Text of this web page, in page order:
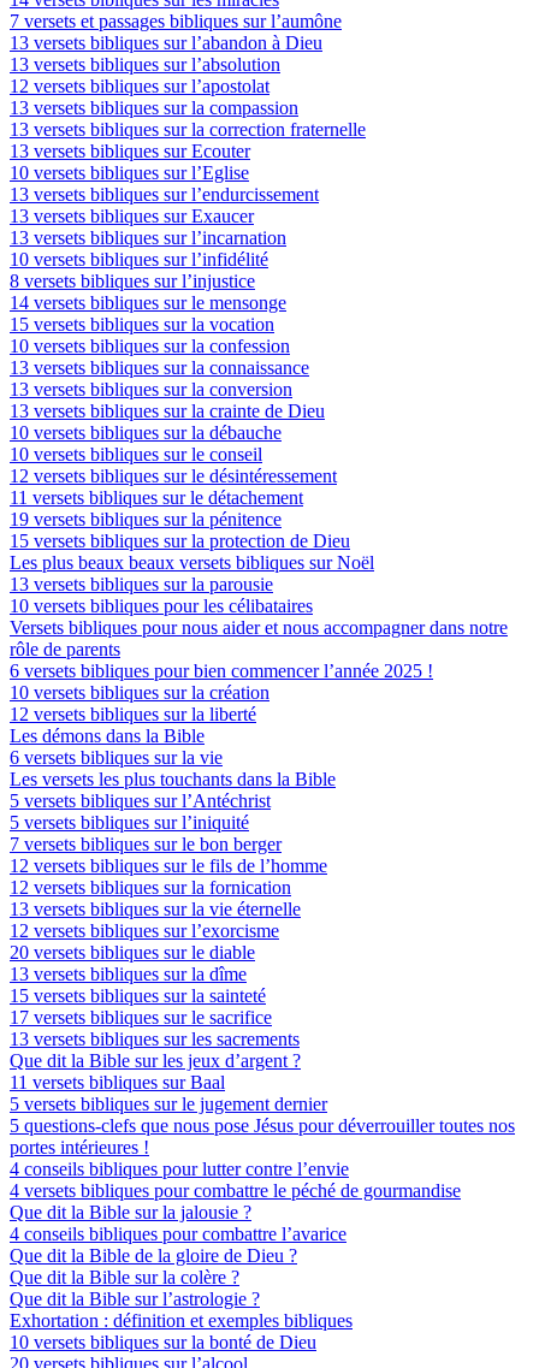
7 versets et passages bibliques sur l’aumône
13 versets bibliques sur l’abandon à Dieu
13 versets bibliques sur l’absolution
12 versets bibliques sur l’apostolat
13 versets bibliques sur la compassion
13 versets bibliques sur la correction fraternelle
13 versets bibliques sur Ecouter
10 versets bibliques sur l’Eglise
13 versets bibliques sur l’endurcissement
13 versets bibliques sur Exaucer
13 versets bibliques sur l’incarnation
10 versets bibliques sur l’infidélité
8 versets bibliques sur l’injustice
14 versets bibliques sur le mensonge
15 versets bibliques sur la vocation
10 versets bibliques sur la confession
13 versets bibliques sur la connaissance
13 versets bibliques sur la conversion
13 versets bibliques sur la crainte de Dieu
10 versets bibliques sur la débauche
10 versets bibliques sur le conseil
12 versets bibliques sur le désintéressement
11 versets bibliques sur le détachement
19 versets bibliques sur la pénitence
15 versets bibliques sur la protection de Dieu
Les plus beaux beaux versets bibliques sur Noël
13 versets bibliques sur la parousie
10 versets bibliques pour les célibataires
Versets bibliques pour nous aider et nous accompagner dans notre
rôle de parents
6 versets bibliques pour bien commencer l’année 2025 !
10 versets bibliques sur la création
12 versets bibliques sur la liberté
Les démons dans la Bible
6 versets bibliques sur la vie
Les versets les plus touchants dans la Bible
5 versets bibliques sur l’Antéchrist
5 versets bibliques sur l’iniquité
7 versets bibliques sur le bon berger
12 versets bibliques sur le fils de l’homme
12 versets bibliques sur la fornication
13 versets bibliques sur la vie éternelle
12 versets bibliques sur l’exorcisme
20 versets bibliques sur le diable
13 versets bibliques sur la dîme
15 versets bibliques sur la sainteté
17 versets bibliques sur le sacrifice
13 versets bibliques sur les sacrements
Que dit la Bible sur les jeux d’argent ?
11 versets bibliques sur Baal
5 versets bibliques sur le jugement dernier
5 questions-clefs que nous pose Jésus pour déverrouiller toutes nos
portes intérieures !
4 conseils bibliques pour lutter contre l’envie
4 versets bibliques pour combattre le péché de gourmandise
Que dit la Bible sur la jalousie ?
4 conseils bibliques pour combattre l’avarice
Que dit la Bible de la gloire de Dieu ?
Que dit la Bible sur la colère ?
Que dit la Bible sur l’astrologie ?
Exhortation : définition et exemples bibliques
10 versets bibliques sur la bonté de Dieu
20 versets bibliques sur l’alcool